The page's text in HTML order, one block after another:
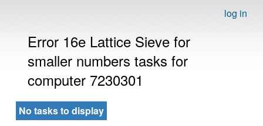
log in
Error 16e Lattice Sieve for
smaller numbers tasks for
computer 7230301
No tasks to display